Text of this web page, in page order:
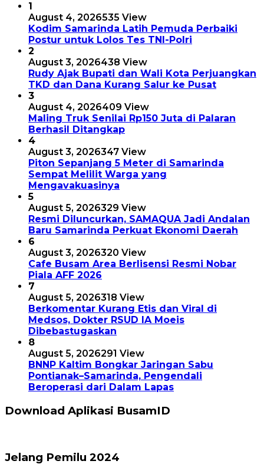
1
August 4, 2026535 View
Kodim Samarinda Latih Pemuda Perbaiki
Postur untuk Lolos Tes TNI-Polri
2
August 3, 2026438 View
Rudy Ajak Bupati dan Wali Kota Perjuangkan
TKD dan Dana Kurang Salur ke Pusat
3
August 4, 2026409 View
Maling Truk Senilai Rp150 Juta di Palaran
Berhasil Ditangkap
4
August 3, 2026347 View
Piton Sepanjang 5 Meter di Samarinda
Sempat Melilit Warga yang
Mengavakuasinya
5
August 5, 2026329 View
Resmi Diluncurkan, SAMAQUA Jadi Andalan
Baru Samarinda Perkuat Ekonomi Daerah
6
August 3, 2026320 View
Cafe Busam Area Berlisensi Resmi Nobar
Piala AFF 2026
7
August 5, 2026318 View
Berkomentar Kurang Etis dan Viral di
Medsos, Dokter RSUD IA Moeis
Dibebastugaskan
8
August 5, 2026291 View
BNNP Kaltim Bongkar Jaringan Sabu
Pontianak–Samarinda, Pengendali
Beroperasi dari Dalam Lapas
Download Aplikasi BusamID
Jelang Pemilu 2024